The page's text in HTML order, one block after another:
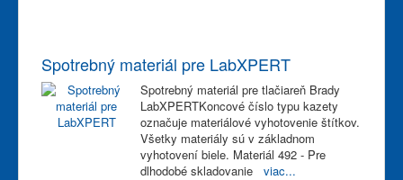
Spotrebný materiál pre LabXPERT
Spotrebný materiál pre tlačiareň Brady
LabXPERTKoncové číslo typu kazety
označuje materiálové vyhotovenie štítkov.
Všetky materiály sú v základnom
vyhotovení biele. Materiál 492 - Pre
dlhodobé skladovanie viac...